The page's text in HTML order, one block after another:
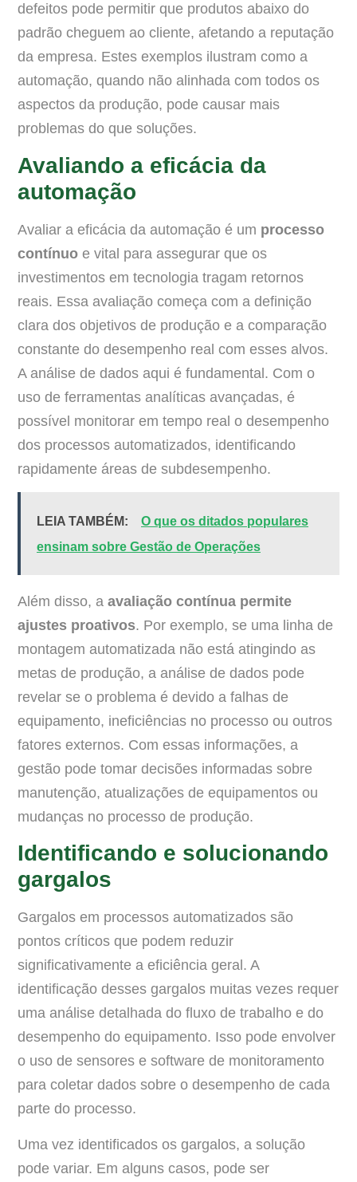
defeitos pode permitir que produtos abaixo do
padrão cheguem ao cliente, afetando a reputação
da empresa. Estes exemplos ilustram como a
automação, quando não alinhada com todos os
aspectos da produção, pode causar mais
problemas do que soluções.
Avaliando a eficácia da
automação
Avaliar a eficácia da automação é um processo
contínuo e vital para assegurar que os
investimentos em tecnologia tragam retornos
reais. Essa avaliação começa com a definição
clara dos objetivos de produção e a comparação
constante do desempenho real com esses alvos.
A análise de dados aqui é fundamental. Com o
uso de ferramentas analíticas avançadas, é
possível monitorar em tempo real o desempenho
dos processos automatizados, identificando
rapidamente áreas de subdesempenho.
LEIA TAMBÉM:
O que os ditados populares
ensinam sobre Gestão de Operações
Além disso, a avaliação contínua permite
ajustes proativos. Por exemplo, se uma linha de
montagem automatizada não está atingindo as
metas de produção, a análise de dados pode
revelar se o problema é devido a falhas de
equipamento, ineficiências no processo ou outros
fatores externos. Com essas informações, a
gestão pode tomar decisões informadas sobre
manutenção, atualizações de equipamentos ou
mudanças no processo de produção.
Identificando e solucionando
gargalos
Gargalos em processos automatizados são
pontos críticos que podem reduzir
significativamente a eficiência geral. A
identificação desses gargalos muitas vezes requer
uma análise detalhada do fluxo de trabalho e do
desempenho do equipamento. Isso pode envolver
o uso de sensores e software de monitoramento
para coletar dados sobre o desempenho de cada
parte do processo.
Uma vez identificados os gargalos, a solução
pode variar. Em alguns casos, pode ser